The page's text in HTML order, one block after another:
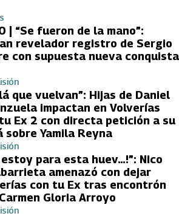
| “Se fueron de la mano”:
revelador registro de Sergio
con supuesta nueva conquista
que vuelvan”: Hijas de Daniel
impactan en Volverías
Ex 2 con directa petición a su
sobre Yamila Reyna
estoy para esta huev…!”: Nico
amenazó con dejar
con tu Ex tras encontrón
Gloria Arroyo